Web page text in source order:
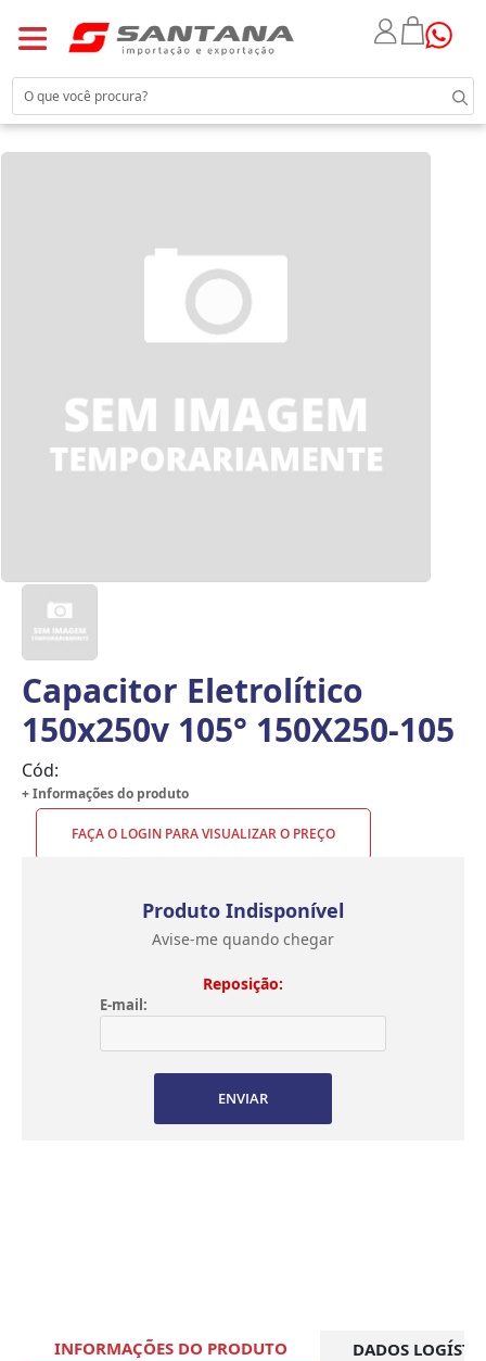
Capacitor Eletrolítico
150x250v 105° 150X250-105
Cód:
+ Informações do produto
FAÇA O LOGIN PARA VISUALIZAR O PREÇO
Produto Indisponível
Avise-me quando chegar
Reposição:
E-mail:
ENVIAR
INFORMAÇÕES DO PRODUTO DADOS